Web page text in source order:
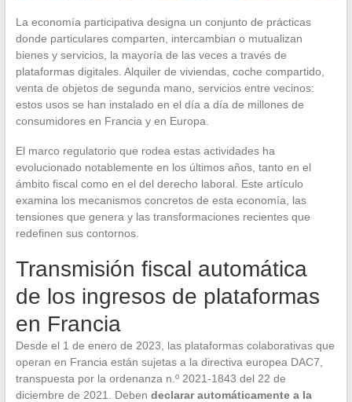
La economía participativa designa un conjunto de prácticas
donde particulares comparten, intercambian o mutualizan
bienes y servicios, la mayoría de las veces a través de
plataformas digitales. Alquiler de viviendas, coche compartido,
venta de objetos de segunda mano, servicios entre vecinos:
estos usos se han instalado en el día a día de millones de
consumidores en Francia y en Europa.
El marco regulatorio que rodea estas actividades ha
evolucionado notablemente en los últimos años, tanto en el
ámbito fiscal como en el del derecho laboral. Este artículo
examina los mecanismos concretos de esta economía, las
tensiones que genera y las transformaciones recientes que
redefinen sus contornos.
Transmisión fiscal automática
de los ingresos de plataformas
en Francia
Desde el 1 de enero de 2023, las plataformas colaborativas que
operan en Francia están sujetas a la directiva europea DAC7,
transpuesta por la ordenanza n.º 2021-1843 del 22 de
diciembre de 2021. Deben declarar automáticamente a la